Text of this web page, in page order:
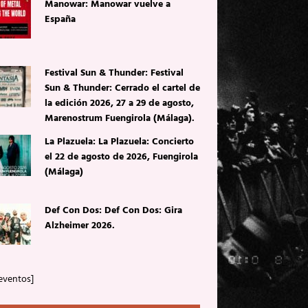
Manowar: Manowar vuelve a
España
Festival Sun & Thunder: Festival
Sun & Thunder: Cerrado el cartel de
la edición 2026, 27 a 29 de agosto,
Marenostrum Fuengirola (Málaga).
La Plazuela: La Plazuela: Concierto
el 22 de agosto de 2026, Fuengirola
(Málaga)
Def Con Dos: Def Con Dos: Gira
Alzheimer 2026.